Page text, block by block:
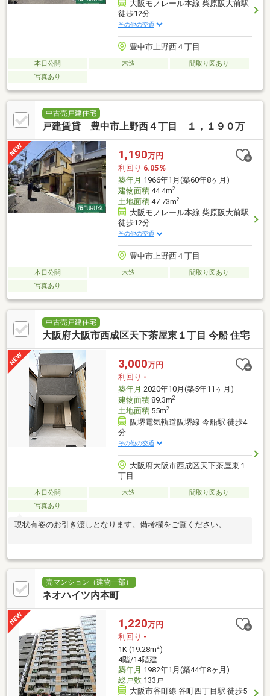
大阪モノレール本線 柴原阪大前駅
徒歩12分
その他の交通
豊中市上野西４丁目
本日公開 木造
間取り図あり
写真あり
中古売戸建住宅
戸建賃貸 豊中市上野西４丁目 １，１９０万
1,190万円
利回り 6.05％
築年月 1966年1月(築60年8ヶ月)
建物面積44.4m2
土地面積47.73m2
大阪モノレール本線 柴原阪大前駅
徒歩12分
その他の交通
豊中市上野西４丁目
本日公開 木造
間取り図あり
写真あり
中古売戸建住宅
大阪府大阪市西成区天下茶屋東１丁目 今船 住宅
3,000万円
利回り -
築年月 2020年10月(築5年11ヶ月)
建物面積89.3m2
土地面積55m2
阪堺電気軌道阪堺線 今船駅 徒歩4
分
その他の交通
大阪府大阪市西成区天下茶屋東１
丁目
本日公開 木造
間取り図あり
写真あり
現状有姿のお引き渡しとなります。備考欄をご覧ください。
売マンション（建物一部）
ネオハイツ内本町
1,220万円
利回り -
1K (19.28m2)
4階/14階建
築年月 1982年1月(築44年8ヶ月)
総戸数133戸
大阪市谷町線 谷町四丁目駅 徒歩5